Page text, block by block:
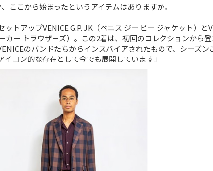
ここから始まったというアイテムはありますか。
ットアップVENICE G.P. JK（ベニス ジー ピー ジャケット）と
カー トラウザーズ）。この2着は、初回のコレクションから
のバンドたちからインスパイアされたもので、シーズン
コン的な存在として今でも展開しています」